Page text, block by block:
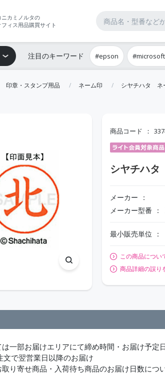
ニカミノルタの
フィス用品購買サイト
注目のキーワード #epson
印章・スタンプ用品 ネーム印 シヤチハタ
商品コード
シヤチハ
メーカー
メーカー型番
最小販売単位
この商品につい
商品詳細の誤り
一部お届けエリアにて締め時間・お届け予定
で翌営業日以降のお届け
り寄せ商品・入荷待ち商品のお届け日数につ